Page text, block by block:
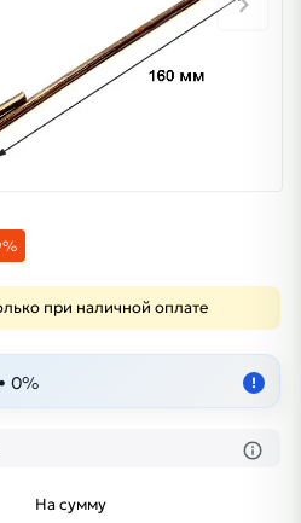
при наличной оплате
0% !
На сумму